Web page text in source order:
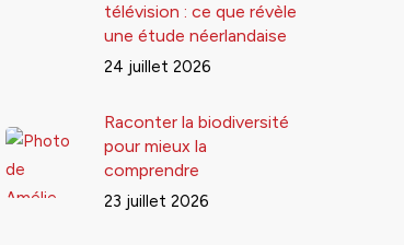
télévision : ce que révèle
une étude néerlandaise
24 juillet 2026
Raconter la biodiversité
pour mieux la
comprendre
23 juillet 2026